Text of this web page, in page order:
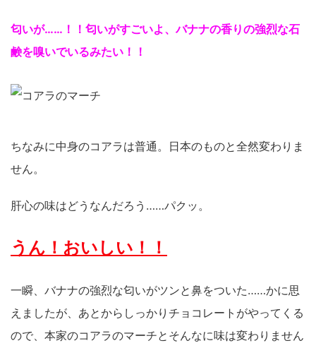
匂いが……！！匂いがすごいよ、バナナの香りの強烈な石
鹸を嗅いでいるみたい！！
ちなみに中身のコアラは普通。日本のものと全然変わりま
せん。
肝心の味はどうなんだろう……パクッ。
うん！おいしい！！
一瞬、バナナの強烈な匂いがツンと鼻をついた……かに思
えましたが、あとからしっかりチョコレートがやってくる
ので、本家のコアラのマーチとそんなに味は変わりません